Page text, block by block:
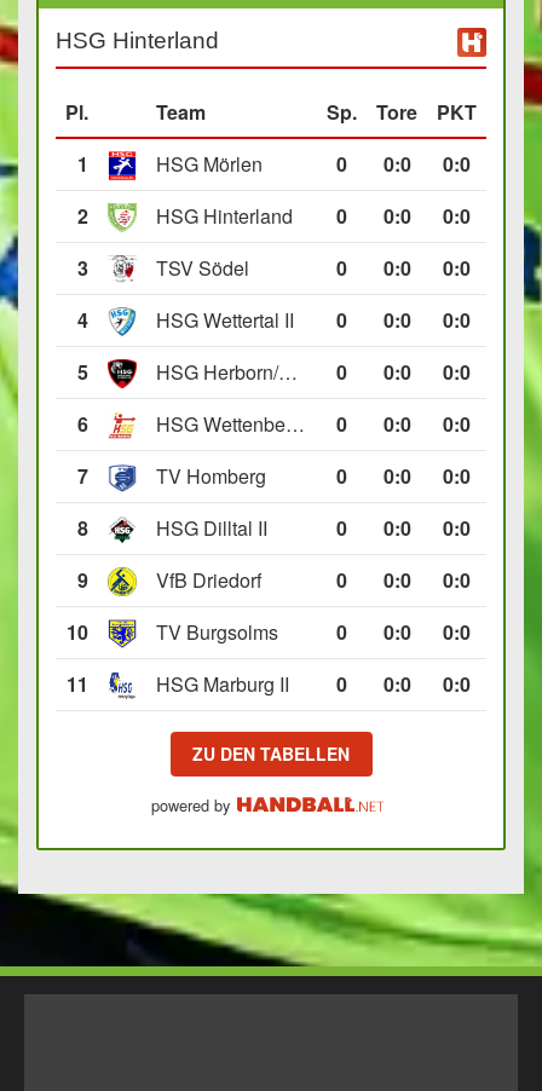
HSG Hinterland
Pl. Team Sp. Tore
PKT
1
HSG Mörlen 0 0:0
0:0
2
HSG Hinterland 0 0:0
0:0
3
TSV Södel 0 0:0
0:0
4
HSG Wettertal II 0 0:0
0:0
5
HSG Herborn/Seelbach 0 0:0
0:0
6
HSG Wettenberg III 0 0:0
0:0
7
TV Homberg 0 0:0
0:0
8
HSG Dilltal II 0 0:0
0:0
9
VfB Driedorf 0 0:0
0:0
10
TV Burgsolms 0 0:0
0:0
11
HSG Marburg II 0 0:0 0:0
ZU DEN TABELLEN
powered by